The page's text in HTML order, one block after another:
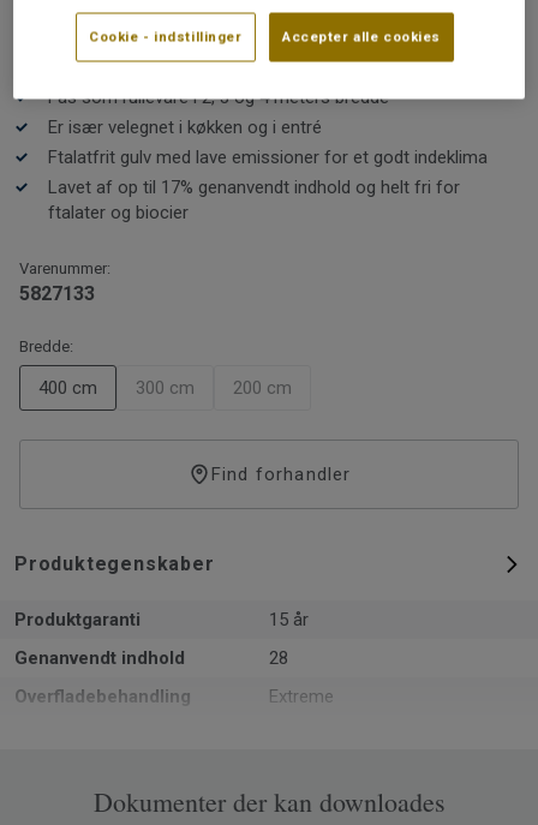
at gå på.
Læs mere
Praktisk, let at rengøre og slidstærkt
Fås som rullevare i 2, 3 og 4 meters bredde
Er især velegnet i køkken og i entré
Ftalatfrit gulv med lave emissioner for et godt indeklima
Lavet af op til 17% genanvendt indhold og helt fri for
ftalater og biocier
Varenummer:
5827133
Bredde:
400 cm 300 cm 200 cm
Find forhandler
Produktegenskaber
Produktgaranti
15 år
Genanvendt indhold
28
Overfladebehandling
Extreme
Recyclable
Ja - installationsspild og post-
Dokumenter der kan downloades
Cookie - indstillinger Accepter alle cookies